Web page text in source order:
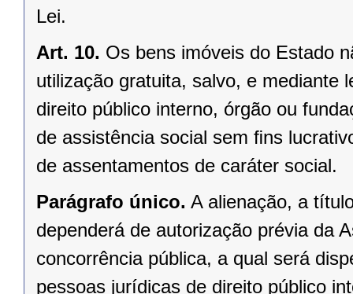
Lei.
Art. 10. Os bens imóveis do Estado
utilização gratuita, salvo, e mediante
direito público interno, órgão ou
de assistência social sem ﬁns
de assentamentos de caráter social.
Parágrafo único. A alienação, a
dependerá de autorização prévia da
concorrência pública, a qual será
pessoas jurídicas de direito público